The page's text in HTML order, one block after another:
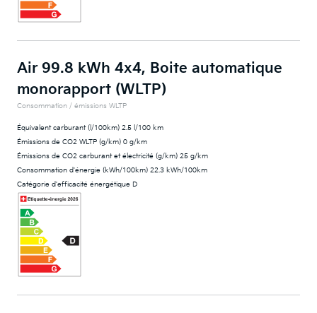
Air 99.8 kWh 4x4, Boite automatique
monorapport (WLTP)
Consommation / émissions WLTP
Équivalent carburant (l/100km) 2.5 l/100 km
Émissions de CO2 WLTP (g/km) 0 g/km
Émissions de CO2 carburant et électricité (g/km) 25 g/km
Consommation d'énergie (kWh/100km) 22.3 kWh/100km
Catégorie d'efficacité énergétique D